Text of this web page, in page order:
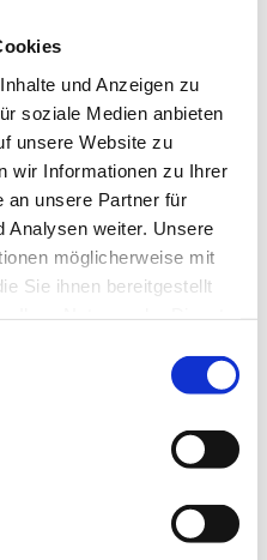
und Anzeigen zu
soziale Medien anbieten
unsere Website zu
wir Informationen zu Ihrer
an unsere Partner für
Analysen weiter. Unsere
möglicherweise mit
Sie ihnen bereitgestellt
Video
Konferenzen, Tagungen
Tagungsabläufe